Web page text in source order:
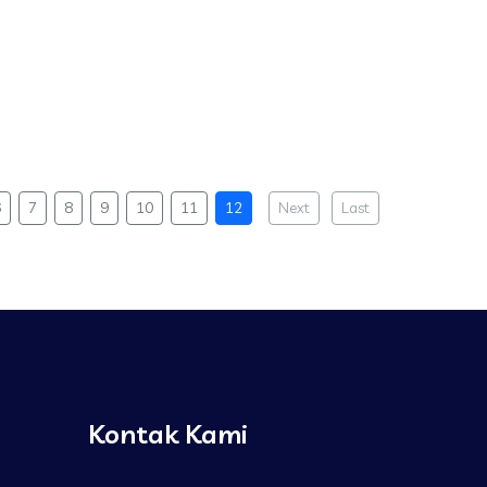
7 8 9 10 11 12 Next Last
Kontak Kami